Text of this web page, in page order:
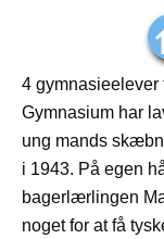
4 gymnasieelever
Gymnasium har
ung mands
i 1943. På egen
bagerlærlingen
noget for at få